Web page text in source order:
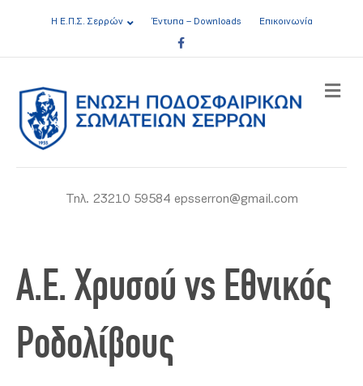
Η Ε.Π.Σ. Σερρών Έντυπα – Downloads
Επικοινωνία
Facebook
Τηλ. 23210 59584 epsserron@gmail.com
A.E. Χρυσού vs Εθνικός
Ροδολίβους